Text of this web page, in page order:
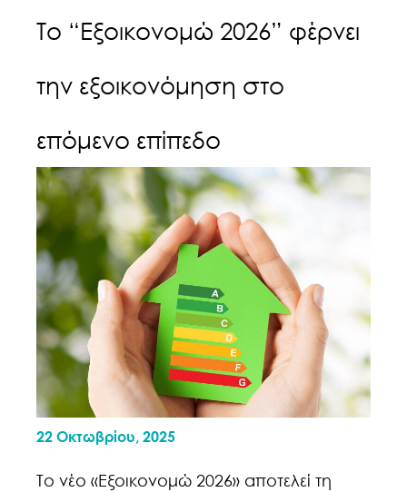
Το “Εξοικονομώ 2026” φέρνει
την εξοικονόμηση στο
επόμενο επίπεδο
22 Οκτωβρίου, 2025
Το νέο «Εξοικονομώ 2026» αποτελεί τη